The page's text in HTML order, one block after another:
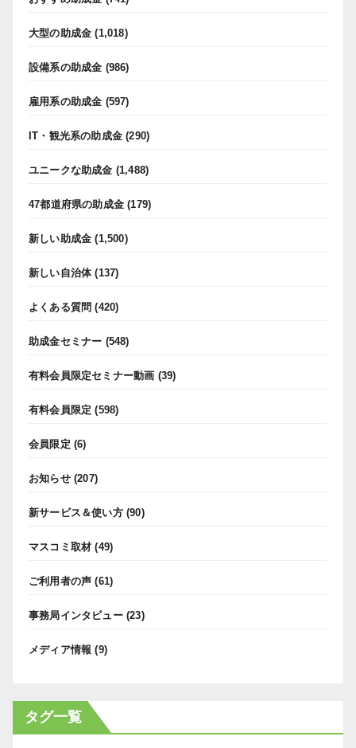
大型の助成金 (1,018)
設備系の助成金 (986)
雇用系の助成金 (597)
IT・観光系の助成金 (290)
ユニークな助成金 (1,488)
47都道府県の助成金 (179)
新しい助成金 (1,500)
新しい自治体(137)
よくある質問 (420)
助成金セミナー (548)
有料会員限定セミナー動画 (39)
有料会員限定 (598)
会員限定 (6)
お知らせ(207)
新サービス＆使い方(90)
マスコミ取材 (49)
ご利用者の声 (61)
事務局インタビュー(23)
メディア情報 (9)
タグ一覧